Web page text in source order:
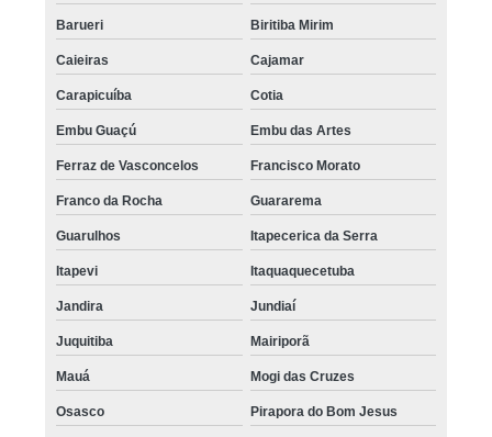
Barueri Biritiba Mirim
Caieiras Cajamar
Carapicuíba Cotia
Embu Guaçú Embu das Artes
Ferraz de Vasconcelos Francisco Morato
Franco da Rocha Guararema
Guarulhos Itapecerica da Serra
Itapevi Itaquaquecetuba
Jandira Jundiaí
Juquitiba Mairiporã
Mauá Mogi das Cruzes
Osasco Pirapora do Bom Jesus